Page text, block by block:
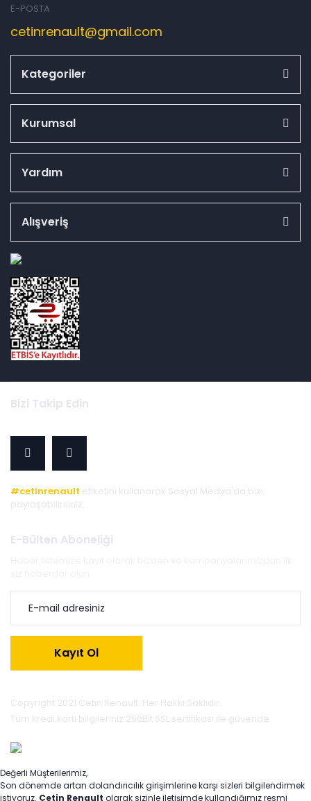
E-POSTA
cetinrenault@gmail.com
Kategoriler
Kurumsal
Yardım
Alışveriş
Bizi Takip Edin
#cetinrenault etiketini kullanarak Sosyal Medya'da bizi
paylaşabilirsiniz.
E-Bülten Aboneliği
Kayıt Ol
Copyright 2021 Cetin Renault. Her Hakkı Saklıdır.
Tüm kredi kartı bilgileriniz 256Bit SSL sertifikası ile güvende.
Değerli Müşterilerimiz,
Son dönemde artan dolandırıcılık girişimlerine karşı sizleri bilgilendirmek
istiyoruz. Çetin Renault olarak sizinle iletişimde kullandığımız resmi